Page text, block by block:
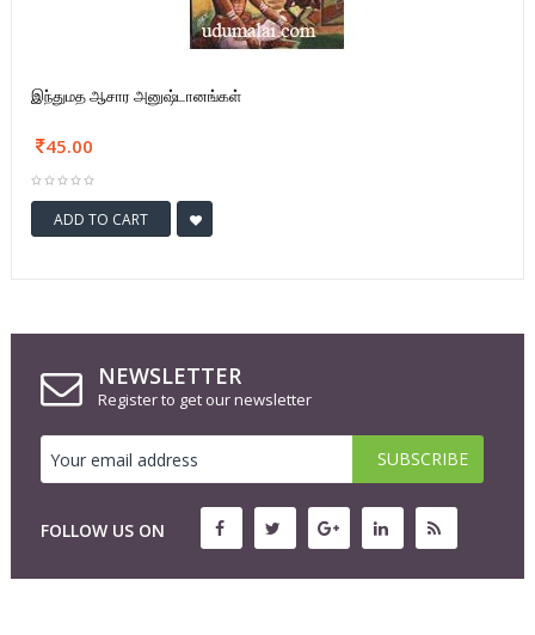
இந்துமத ஆசார அனுஷ்டானங்கள்
45.00
ADD TO CART
NEWSLETTER
Register to get our newsletter
FOLLOW US ON